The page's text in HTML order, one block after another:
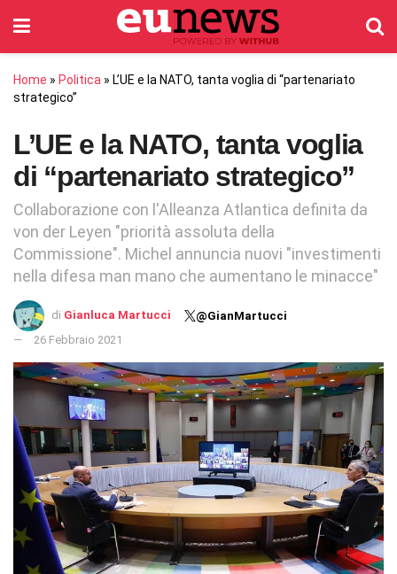
Home » Politica » L’UE e la NATO, tanta voglia di “partenariato
strategico”
L’UE e la NATO, tanta voglia
di “partenariato strategico”
Collaborazione con l'Alleanza Atlantica definita da
von der Leyen "priorità assoluta della
Commissione". Michel annuncia nuovi "investimenti
nella difesa man mano che aumentano le minacce"
di Gianluca Martucci
@GianMartucci
26 Febbraio 2021